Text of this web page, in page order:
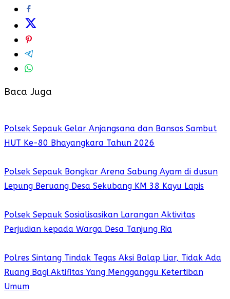
Baca Juga
Polsek Sepauk Gelar Anjangsana dan Bansos Sambut
HUT Ke-80 Bhayangkara Tahun 2026
Polsek Sepauk Bongkar Arena Sabung Ayam di dusun
Lepung Beruang Desa Sekubang KM 38 Kayu Lapis
Polsek Sepauk Sosialisasikan Larangan Aktivitas
Perjudian kepada Warga Desa Tanjung Ria
Polres Sintang Tindak Tegas Aksi Balap Liar, Tidak Ada
Ruang Bagi Aktifitas Yang Mengganggu Ketertiban
Umum